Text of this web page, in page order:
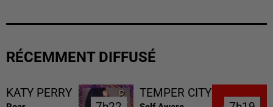
RÉCEMMENT DIFFUSÉ
KATY PERRY TEMPER CITY